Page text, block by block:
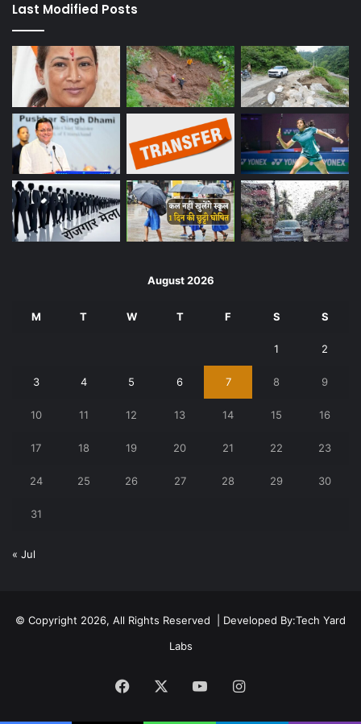
Last Modified Posts
August 2026
M T W T F S S
1 2
3 4 5 6 7 8 9
10 11 12 13 14 15 16
17 18 19 20 21 22 23
24 25 26 27 28 29 30
31
« Jul
© Copyright 2026, All Rights Reserved | Developed By:Tech Yard
Labs
Facebook YouTubeInstagram